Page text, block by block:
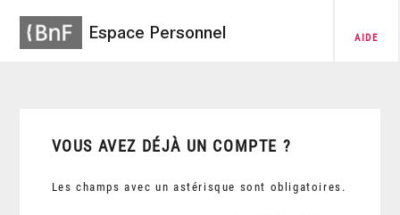
Espace Personnel AIDE
VOUS AVEZ DÉJÀ UN COMPTE ?
Les champs avec un astérisque sont obligatoires.